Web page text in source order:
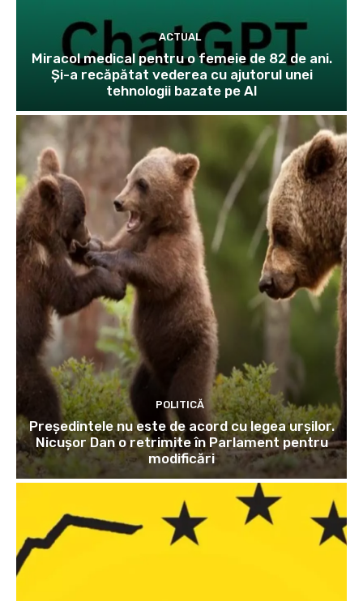
ACTUAL
Miracol medical pentru o femeie de 82 de ani.
Și-a recăpătat vederea cu ajutorul unei
tehnologii bazate pe AI
POLITICĂ
Președintele nu este de acord cu legea urșilor.
Nicușor Dan o retrimite în Parlament pentru
modificări